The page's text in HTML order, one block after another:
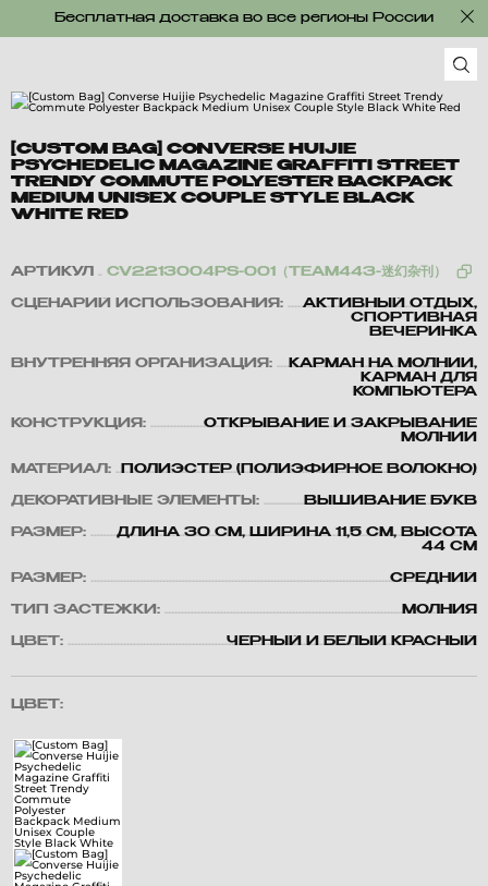
Бесплатная доставка во все регионы России
[CUSTOM BAG] CONVERSE HUIJIE
PSYCHEDELIC MAGAZINE GRAFFITI STREET
TRENDY COMMUTE POLYESTER BACKPACK
MEDIUM UNISEX COUPLE STYLE BLACK
WHITE RED
АРТИКУЛ CV2213004PS-001（TEAM443-迷幻杂刊）
СЦЕНАРИЙ ИСПОЛЬЗОВАНИЯ:
АКТИВНЫЙ ОТДЫХ,
СПОРТИВНАЯ
ВЕЧЕРИНКА
ВНУТРЕННЯЯ ОРГАНИЗАЦИЯ:
КАРМАН НА МОЛНИИ,
КАРМАН ДЛЯ
КОМПЬЮТЕРА
КОНСТРУКЦИЯ:
ОТКРЫВАНИЕ И ЗАКРЫВАНИЕ
МОЛНИИ
МАТЕРИАЛ: ПОЛИЭСТЕР (ПОЛИЭФИРНОЕ ВОЛОКНО)
ДЕКОРАТИВНЫЕ ЭЛЕМЕНТЫ: ВЫШИВАНИЕ БУКВ
РАЗМЕР:
ДЛИНА 30 СМ, ШИРИНА 11,5 СМ, ВЫСОТА
44 СМ
РАЗМЕР: СРЕДНИЙ
ТИП ЗАСТЕЖКИ: МОЛНИЯ
ЦВЕТ: ЧЕРНЫЙ И БЕЛЫЙ КРАСНЫЙ
ЦВЕТ: